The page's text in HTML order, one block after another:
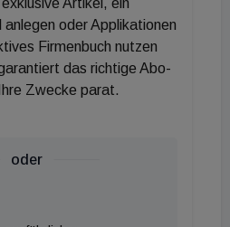
Milliardeninvestor,
eine langfristig
in der Aus- und
hat, sowie in
"Als Marktführer
für die gesamte
Artikel, ein
oder Applikationen
Firmenbuch nutzen
das richtige Abo-
Zwecke parat.
oder